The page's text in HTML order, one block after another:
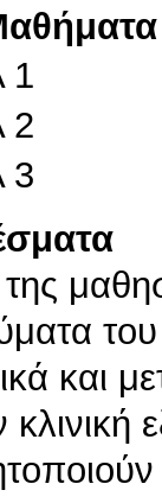
1
2
3
της
και